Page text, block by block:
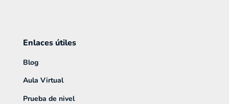
Enlaces útiles
Blog
Aula Virtual
Prueba de nivel